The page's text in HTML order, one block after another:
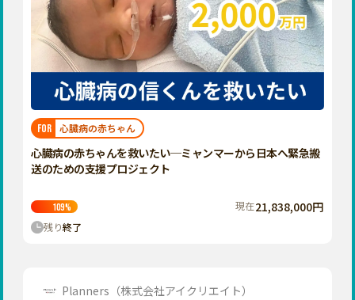
四国
徳島
香川
愛媛
佐賀
熊本
FOR 心臓病の赤ちゃん
心臓病の赤ちゃんを救いたい─ミャンマーから日本へ緊急搬
送のための支援プロジェクト
109% 現在21,838,000円
残り終了
Planners（株式会社アイクリエイト）